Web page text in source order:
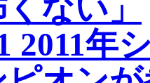
ない」
2011年